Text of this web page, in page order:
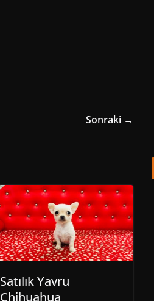
Sonraki →
Satılık Yavru
Chihuahua